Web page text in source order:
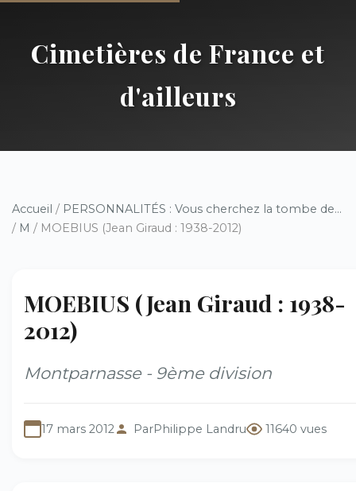
Cimetières de France et
d'ailleurs
Accueil / PERSONNALITÉS : Vous cherchez la tombe de...
/ M / MOEBIUS (Jean Giraud : 1938-2012)
MOEBIUS (Jean Giraud : 1938-
2012)
Montparnasse - 9ème division
17 mars 2012 ParPhilippe Landru 11640 vues